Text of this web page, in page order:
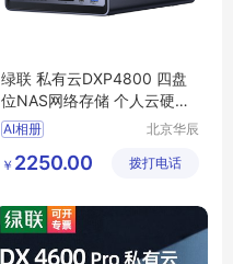
绿联 私有云DXP4800 四盘
位NAS网络存储 个人云硬盘
服务器 文件同步
AI相册
北京华辰
限公司
￥ 2250.00 拨打电话